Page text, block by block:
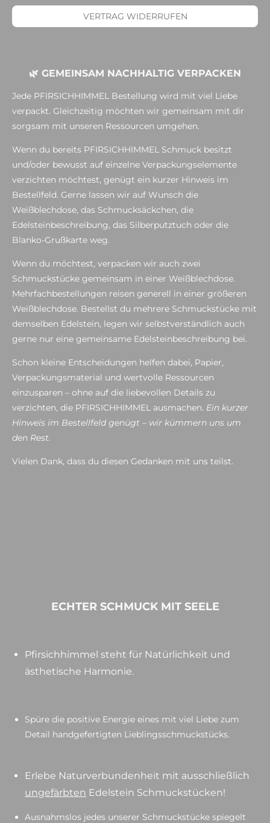
VERTRAG WIDERRUFEN
🌿 GEMEINSAM NACHHALTIG VERPACKEN
Jede PFIRSICHHIMMEL Bestellung wird mit viel Liebe
verpackt. Gleichzeitig möchten wir gemeinsam mit dir
sorgsam mit unseren Ressourcen umgehen.
Wenn du bereits PFIRSICHHIMMEL Schmuck besitzt
und/oder bewusst auf einzelne Verpackungselemente
verzichten möchtest, genügt ein kurzer Hinweis im
Bestellfeld. Gerne lassen wir auf Wunsch die
Weißblechdose, das Schmucksäckchen, die
Edelsteinbeschreibung, das Silberputztuch oder die
Blanko-Grußkarte weg.
Wenn du möchtest, verpacken wir auch zwei
Schmuckstücke gemeinsam in einer Weißblechdose.
Mehrfachbestellungen reisen generell in einer größeren
Weißblechdose. Bestellst du mehrere Schmuckstücke mit
demselben Edelstein, legen wir selbstverständlich auch
gerne nur eine gemeinsame Edelsteinbeschreibung bei.
Schon kleine Entscheidungen helfen dabei, Papier,
Verpackungsmaterial und wertvolle Ressourcen
einzusparen – ohne auf die liebevollen Details zu
verzichten, die PFIRSICHHIMMEL ausmachen. Ein kurzer
Hinweis im Bestellfeld genügt – wir kümmern uns um
den Rest.
Vielen Dank, dass du diesen Gedanken mit uns teilst.
ECHTER SCHMUCK MIT SEELE
Pfirsichhimmel steht für Natürlichkeit und
ästhetische Harmonie.
Spüre die positive Energie eines mit viel Liebe zum
Detail handgefertigten Lieblingsschmuckstücks.
Erlebe Naturverbundenheit mit ausschließlich
ungefärbten Edelstein Schmuckstücken!
Ausnahmslos jedes unserer Schmuckstücke spiegelt